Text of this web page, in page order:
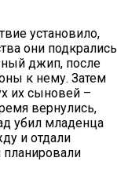
установило,
они подкрались
джип, после
к нему. Затем
их сыновей –
вернулись,
убил младенца
и отдали